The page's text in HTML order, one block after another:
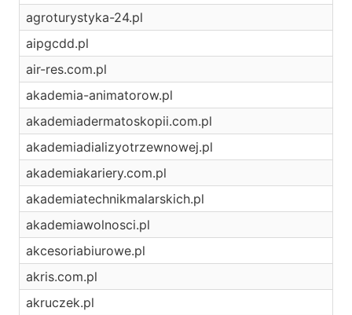
agroturystyka-24.pl
aipgcdd.pl
air-res.com.pl
akademia-animatorow.pl
akademiadermatoskopii.com.pl
akademiadializyotrzewnowej.pl
akademiakariery.com.pl
akademiatechnikmalarskich.pl
akademiawolnosci.pl
akcesoriabiurowe.pl
akris.com.pl
akruczek.pl